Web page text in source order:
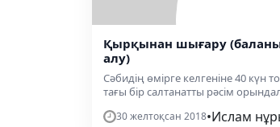
Қырқынан шығару
алу)
Сәбидің өмірге келгеніне 40 күн
тағы бір салтанатты рәсім
30 желтоқсан 2018•Ислам